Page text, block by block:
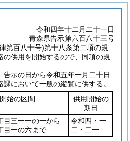
令和四年十二月二十一日
青森県告示第六百八十三号
第百八十号)第十八条第二項の規
の供用を開始するので、同項の規
告示の日から令和五年一月二十日
において一般の縦覧に供する。
始の区間
供用開始の
期日
目三一一の一から
目一の六まで
令和四・一
二・二一